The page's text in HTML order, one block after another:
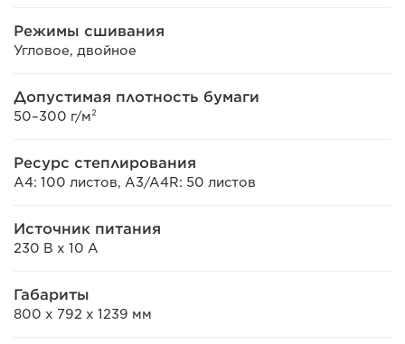
Режимы сшивания
Угловое, двойное
Допустимая плотность бумаги
50–300 г/м²
Ресурс степлирования
A4: 100 листов, A3/A4R: 50 листов
Источник питания
230 В x 10 А
Габариты
800 x 792 x 1239 мм